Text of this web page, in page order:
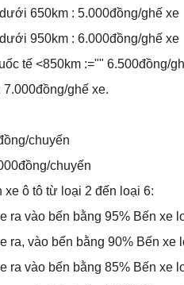
650km : 5.000đồng/ghế xe
950km : 6.000đồng/ghế xe
tế <850km :="" 6.500đồng/
7.000đồng/ghế xe.
chuyến
chuyến
xe ô tô từ loại 2 đến loại 6:
ra vào bến bằng 95% Bến xe
ra, vào bến bằng 90% Bến xe
ra vào bến bằng 85% Bến xe